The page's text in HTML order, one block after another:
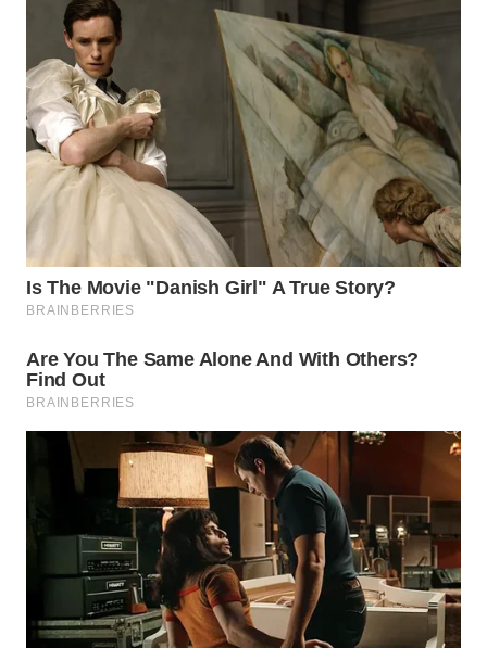
WAHANA
LISTRIK
WAHANA
TRAVEL
WAHANA
WAHANANEWS
ID
WAHANANEWS
CO ID
WAHANANEWS
SPORT
WAHANA
UMKM